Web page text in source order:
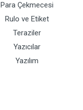
Para Çekmecesi
Rulo ve Etiket
Teraziler
Yazıcılar
Yazılım